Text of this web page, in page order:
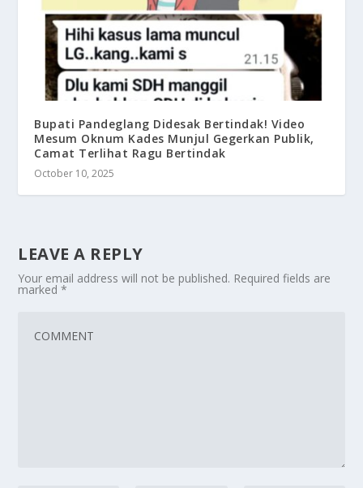
Bupati Pandeglang Didesak Bertindak! Video
Mesum Oknum Kades Munjul Gegerkan Publik,
Camat Terlihat Ragu Bertindak
October 10, 2025
LEAVE A REPLY
Your email address will not be published. Required fields are
marked*